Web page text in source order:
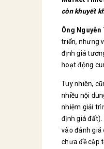
còn khuyết
Ông Nguyễn
triển, nhưng
định giá
hoạt động
Tuy nhiên,
nhiều nội
nhiệm giải
định giá
vào đánh giá
chưa đề cập